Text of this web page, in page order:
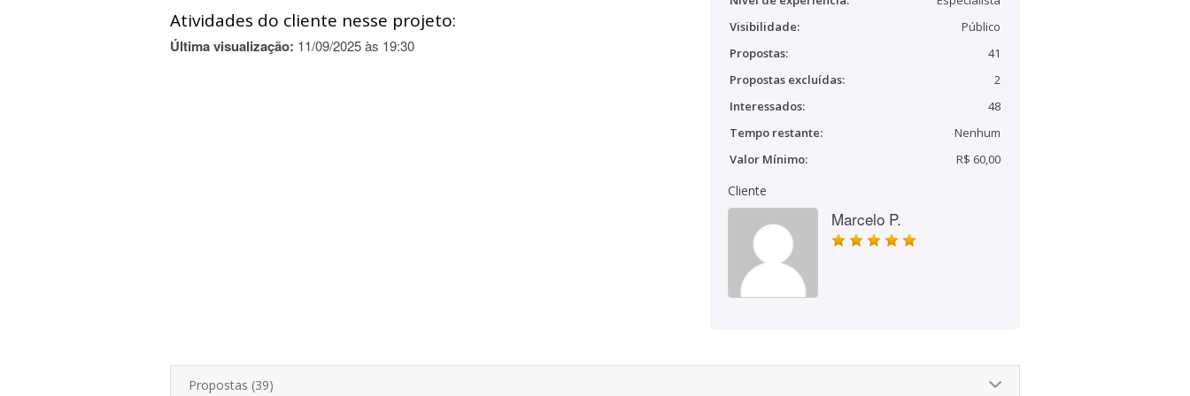
Atividades do cliente nesse projeto:
Última visualização: 11/09/2025 às 19:30
Visibilidade:
Público
Propostas:
41
Propostas excluídas:
2
Interessados:
48
Tempo restante:
Nenhum
Valor Mínimo:
R$ 60,00
Cliente
Marcelo P.
Propostas (39)